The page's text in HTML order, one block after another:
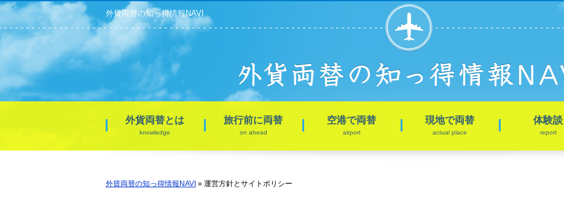
外貨両替の知っ得情報NAVI
外貨両替とは
knowledge
旅行前に両替
on ahead
空港で両替
airport
現地で両替
actual place
体験談
report
外貨両替の知っ得情報NAVI » 運営方針とサイトポリシー